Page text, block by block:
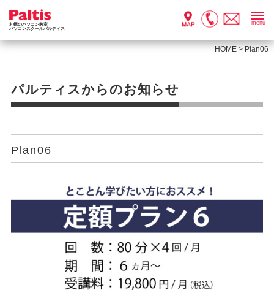
札幌のパソコン教室
パソコンスクールパルティス
menu
HOME > Plan06
パルティスからのお知らせ
Plan06